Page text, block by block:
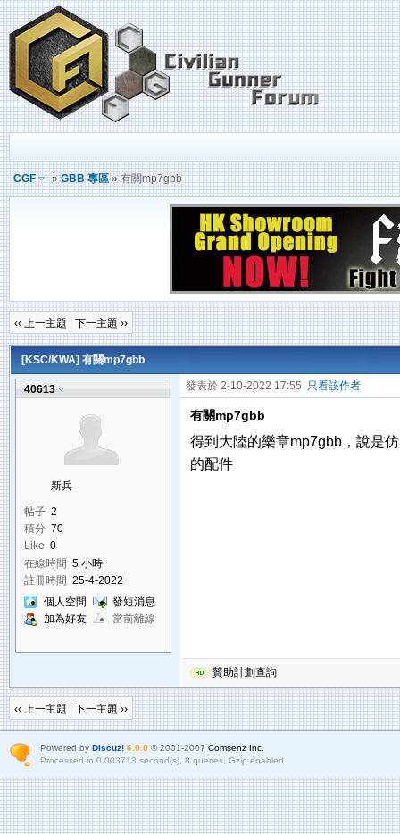
CGF »GBB 專區» 有關mp7gbb
‹‹ 上一主題 下一主題 ››
[KSC/KWA] 有關mp7gbb
40613
新兵
帖子 2
積分 70
Like 0
在線時間 5 小時
註冊時間 25-4-2022
個人空間
發短消息
加為好友
當前離線
發表於 2-10-2022 17:55 只看該作者
有關mp7gbb
得到大陸的樂章mp7gbb，說是
的配件
贊助計劃查詢
‹‹ 上一主題 下一主題 ››
Powered by Discuz! 6.0.0© 2001-2007 Comsenz Inc.
Processed in 0.003713 second(s), 8 queries, Gzip enabled.